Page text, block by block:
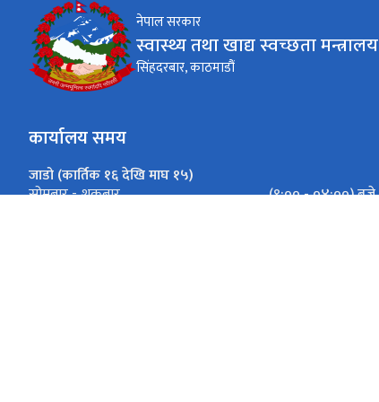
नेपाल सरकार
स्वास्थ्य तथा खाद्य स्वच्छता मन्त्रालय
सिंहदरबार, काठमाडौं
कार्यालय समय
जाडो (कार्तिक १६ देखि माघ १५)
सोमबार - शुक्रबार
(९:०० - ०४:००) बजे